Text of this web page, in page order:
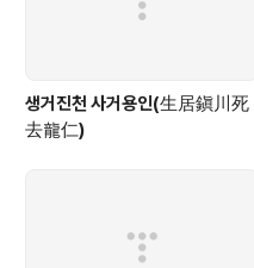
생거진천 사거용인(生居鎭川死
去龍仁)